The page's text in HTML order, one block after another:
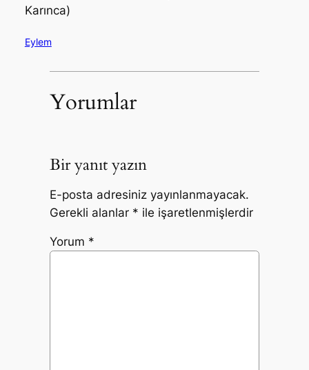
Karınca)
Eylem
Yorumlar
Bir yanıt yazın
E-posta adresiniz yayınlanmayacak.
Gerekli alanlar * ile işaretlenmişlerdir
Yorum *